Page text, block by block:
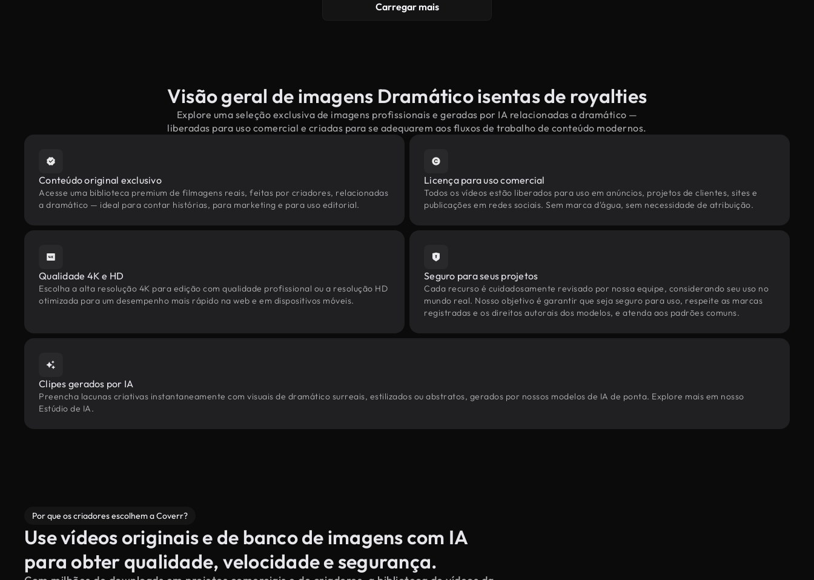
Carregar mais
Visão geral de imagens Dramático isentas de royalties
Explore uma seleção exclusiva de imagens profissionais e geradas por IA relacionadas a dramático —
liberadas para uso comercial e criadas para se adequarem aos fluxos de trabalho de conteúdo modernos.
Conteúdo original exclusivo
Acesse uma biblioteca premium de filmagens reais, feitas por criadores, relacionadas
a dramático — ideal para contar histórias, para marketing e para uso editorial.
Licença para uso comercial
Todos os vídeos estão liberados para uso em anúncios, projetos de clientes, sites e
publicações em redes sociais. Sem marca d'água, sem necessidade de atribuição.
Qualidade 4K e HD
Escolha a alta resolução 4K para edição com qualidade profissional ou a resolução HD
otimizada para um desempenho mais rápido na web e em dispositivos móveis.
Seguro para seus projetos
Cada recurso é cuidadosamente revisado por nossa equipe, considerando seu uso no
mundo real. Nosso objetivo é garantir que seja seguro para uso, respeite as marcas
registradas e os direitos autorais dos modelos, e atenda aos padrões comuns.
Clipes gerados por IA
Preencha lacunas criativas instantaneamente com visuais de dramático surreais, estilizados ou abstratos, gerados por nossos modelos de IA de ponta. Explore mais em nosso
Estúdio de IA.
Por que os criadores escolhem a Coverr?
Use vídeos originais e de banco de imagens com IA
para obter qualidade, velocidade e segurança.